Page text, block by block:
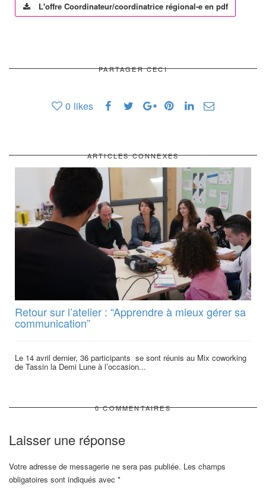
L'offre Coordinateur/coordinatrice régional-e en pdf
PARTAGER CECI
0 likes
ARTICLES CONNEXES
Retour sur l’atelier : “Apprendre à mieux gérer sa
communication”
Le 14 avril dernier, 36 participants se sont réunis au Mix coworking
de Tassin la Demi Lune à l’occasion...
0 COMMENTAIRES
Laisser une réponse
Votre adresse de messagerie ne sera pas publiée. Les champs
obligatoires sont indiqués avec *